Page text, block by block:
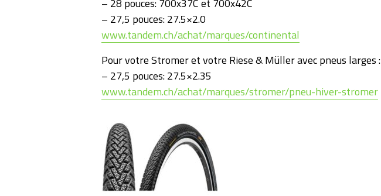
– 28 pouces: 700x37C et 700x42C
– 27,5 pouces: 27.5×2.0
www.tandem.ch/achat/marques/continental
Pour votre Stromer et votre Riese & Müller avec pneus larges :
– 27,5 pouces: 27.5×2.35
www.tandem.ch/achat/marques/stromer/pneu-hiver-stromer